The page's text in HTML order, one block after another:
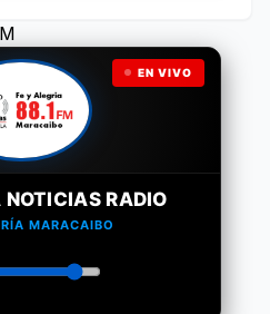
EN VIVO
NOTICIAS RADIO
MARACAIBO